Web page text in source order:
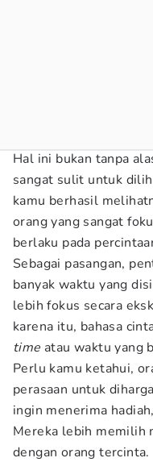
Hal ini bukan tanpa
sangat sulit untuk
kamu berhasil
orang yang sangat
berlaku pada
Sebagai pasangan,
banyak waktu yang
lebih fokus secara
karena itu, bahasa
time atau waktu yang
Perlu kamu ketahui,
perasaan untuk
ingin menerima
Mereka lebih memilih
dengan orang tercinta.